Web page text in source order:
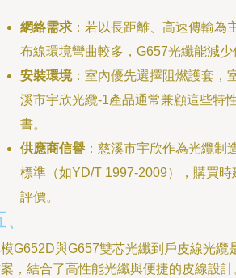
網絡需求 ：若以長距離、高速傳輸為
布線環境彎曲較多，G657光纖能減少
安裝環境：室內優先選擇阻燃護套，
溪市宇欣光纜-1產品通常兼顧這些特
書。
供應商信譽 ：慈溪市宇欣作為光纜制
標準（如YD/T 1997-2009），購買
評價。
G652D與G657雙芯光纖到戶皮線光纜
，結合了高性能光纖與便捷的皮線設